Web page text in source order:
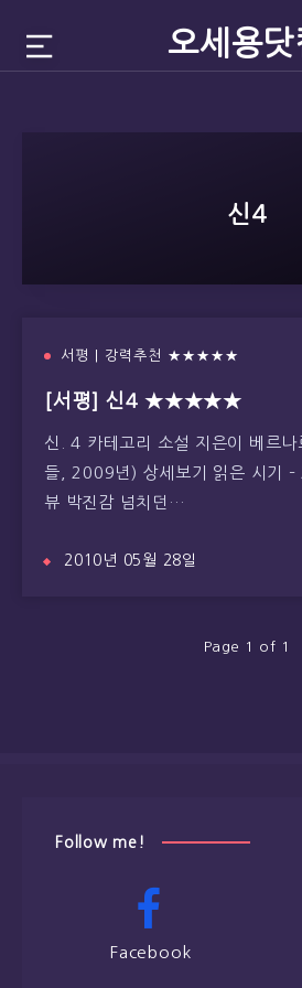
오세용닷
신4
서평 | 강력추천 ★★★★★
[서평] 신4 ★★★★★
신. 4 카테고리 소설 지은이 베르
들, 2009년) 상세보기 읽은 시기
뷰 박진감 넘치던…
2010년 05월 28일
Page 1 of 1
Follow me!
Facebook